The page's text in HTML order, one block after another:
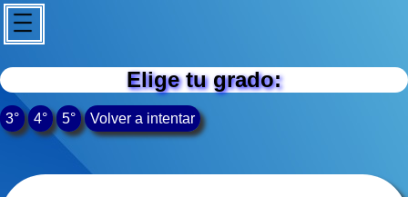
Elige tu grado:
3° 4° 5° Volver a intentar